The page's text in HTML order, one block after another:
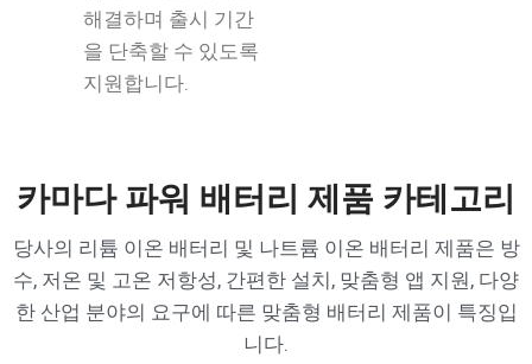
해결하며 출시 기간
을 단축할 수 있도록
지원합니다.
카마다 파워 배터리 제품 카테고리
당사의 리튬 이온 배터리 및 나트륨 이온 배터리 제품은 방
수, 저온 및 고온 저항성, 간편한 설치, 맞춤형 앱 지원, 다양
한 산업 분야의 요구에 따른 맞춤형 배터리 제품이 특징입
니다.